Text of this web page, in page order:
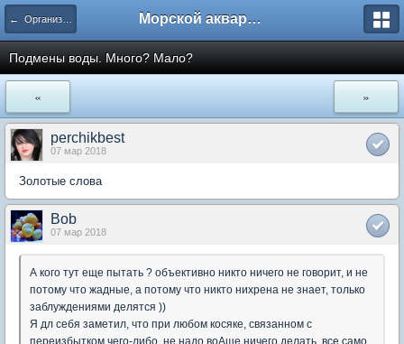
← Организация морских систем Морской аквариум. Форумы ReefCentral.ru
Подмены воды. Много? Мало?
« »
perchikbest
07 мар 2018
Золотые слова
Bob
07 мар 2018
А кого тут еще пытать ? объективно никто ничего не говорит, и не
потому что жадные, а потому что никто нихрена не знает, только
заблуждениями делятся ))
Я дл себя заметил, что при любом косяке, связанном с
переизбытком чего-либо, не надо воАще ничего делать, все само